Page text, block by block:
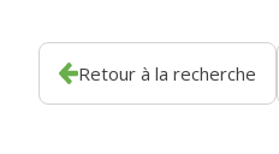
Retour à la recherche